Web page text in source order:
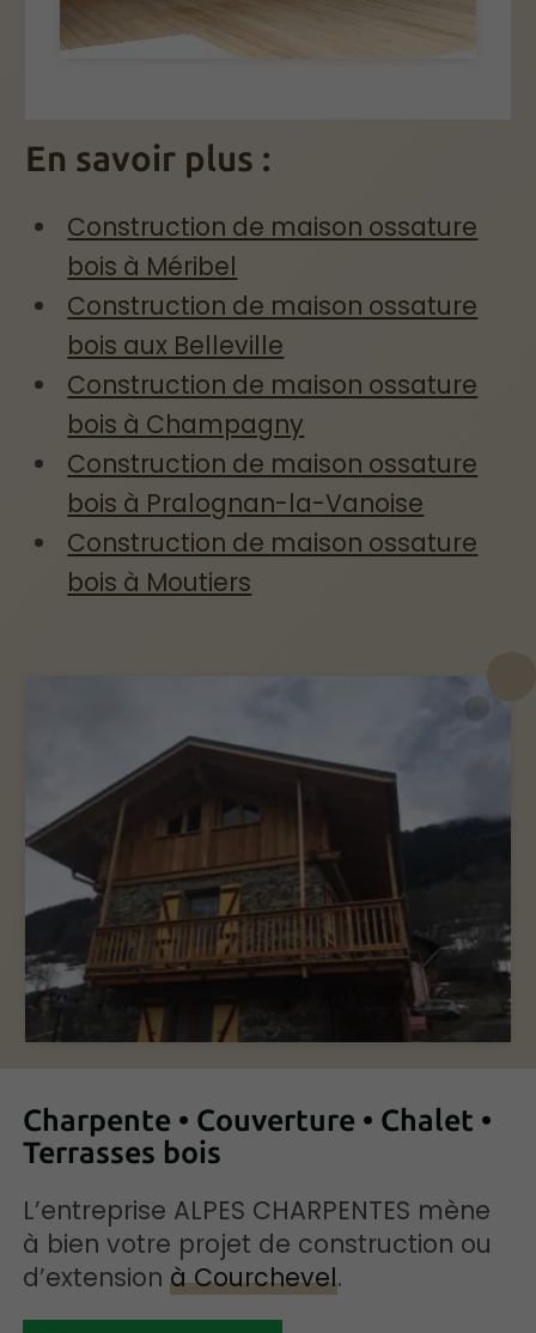
En savoir plus :
Construction de maison ossature
bois à Méribel
Construction de maison ossature
bois aux Belleville
Construction de maison ossature
bois à Champagny
Construction de maison ossature
bois à Pralognan-la-Vanoise
Construction de maison ossature
bois à Moutiers
Charpente • Couverture • Chalet •
Terrasses bois
L’entreprise ALPES CHARPENTES mène
à bien votre projet de construction ou
d’extensionà Courchevel.